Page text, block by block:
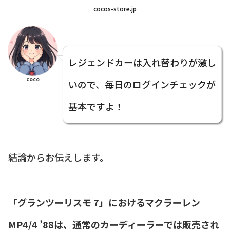
cocos-store.jp
coco
レジェンドカーは入れ替わりが激し
いので、毎日のログインチェックが
基本ですよ！
結論からお伝えします。
「グランツーリスモ 7」におけるマクラーレン
MP4/4 ’88は、通常のカーディーラーでは販売され